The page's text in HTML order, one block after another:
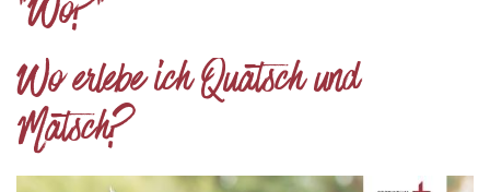
"Wo?"
Wo erlebe ich Quatsch und
Matsch?